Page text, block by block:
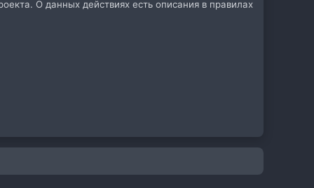
О данных действиях есть описания в правилах